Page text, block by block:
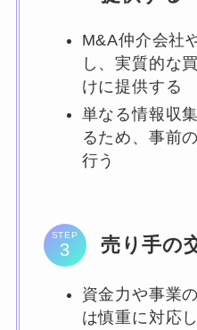
M&A仲介会社
し、実質的な
けに提供する
単なる情報収
るため、事前
行う
STEP 売り手の
資金力や事業
は慎重に対応